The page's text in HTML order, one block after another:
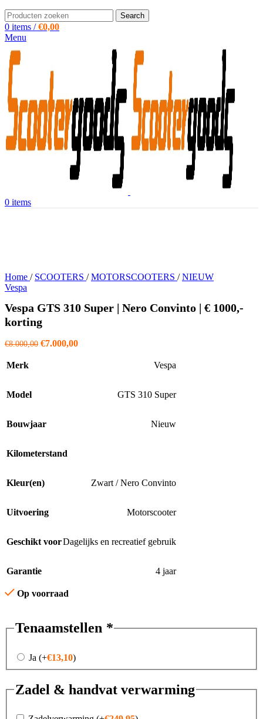
Search
0 items / €0,00
Menu
0 items
Home / SCOOTERS / MOTORSCOOTERS / NIEUW
Vespa
Vespa GTS 310 Super | Nero Convinto | € 1000,-
korting
€8.000,00 Oorspronkelijke
€7.000,00Huidige
Merk Vespa
Model GTS 310 Super
Bouwjaar Nieuw
Kilometerstand
Kleur(en) Zwart / Nero Convinto
Uitvoering Motorscooter
Geschikt voorDagelijks en recreatief gebruik
Garantie 4 jaar
Op voorraad
Tenaamstellen *
Ja (+€13,10)
Zadel & handvat verwarming